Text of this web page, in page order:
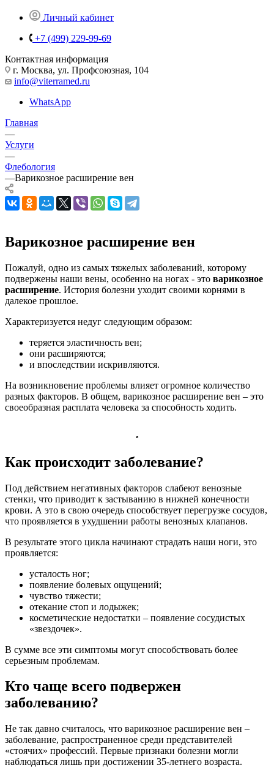
Личный кабинет
+7 (499) 229-99-69
Контактная информация
г. Москва, ул. Профсоюзная, 104
info@viterramed.ru
WhatsApp
Главная
—
Услуги
—
Флебология
—Варикозное расширение вен
Варикозное расширение вен
Пожалуй, одно из самых тяжелых заболеваний, которому
подвержены наши вены, особенно на ногах - это варикозное
расширение. История болезни уходит своими корнями в
далекое прошлое.
Характеризуется недуг следующим образом:
теряется эластичность вен;
они расширяются;
и впоследствии искривляются.
На возникновение проблемы влияет огромное количество
разных факторов. В общем, варикозное расширение вен – это
своеобразная расплата человека за способность ходить.
Как происходит заболевание?
Под действием негативных факторов слабеют венозные
стенки, что приводит к застыванию в нижней конечности
крови. А это в свою очередь способствует перегрузке сосудов,
что проявляется в ухудшении работы венозных клапанов.
В результате этого цикла начинают страдать наши ноги, это
проявляется:
усталость ног;
появление болевых ощущений;
чувство тяжести;
отекание стоп и лодыжек;
косметические недостатки – появление сосудистых
«звездочек».
В сумме все эти симптомы могут способствовать более
серьезным проблемам.
Кто чаще всего подвержен
заболеванию?
Не так давно считалось, что варикозное расширение вен –
заболевание, распространенное среди представителей
«стоячих» профессий. Первые признаки болезни могли
наблюдаться лишь при достижении 35-летнего возраста.